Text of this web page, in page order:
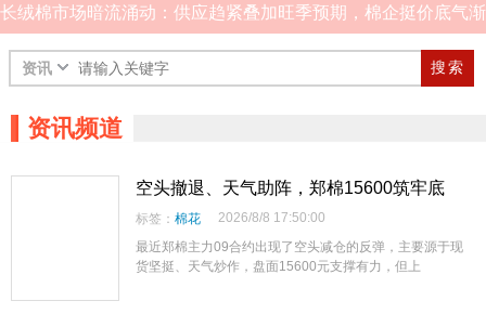
长绒棉市场暗流涌动：供应趋紧叠加旺季预期，棉企挺价底气渐
足
资讯 搜索
资讯频道
空头撤退、天气助阵，郑棉15600筑牢底
部？市场目光转向2701，新棉产量成下半年
最大变数
标签： 棉花
2026/8/8 17:50:00
最近郑棉主力09合约出现了空头减仓的反弹，主要源于现
货坚挺、天气炒作，盘面15600元支撑有力，但上